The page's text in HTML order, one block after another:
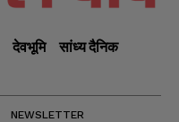
देवभूमि
सांध्य दैनिक
NEWSLETTER